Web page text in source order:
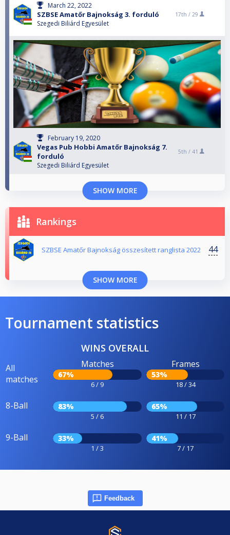
March 22, 2022
SZBSE Amatőr Bajnokság 3. forduló
Szegedi Biliárd Egyesület
17th / 29
February 19, 2020
Vegas Pub Hobbi Amatőr Bajnokság 7.
forduló
Szegedi Biliárd Egyesület
5th / 41
SHOW MORE
Rankings
SZBSE Amatőr Bajnokság összesített ranglista 2022 44
SHOW MORE
Tournament statistics
WINS OVERALL
All
matches
Matches
67%
6 / 9
Frames
53%
18 / 34
8-Ball 83%
5 / 6
65%
11 / 17
9-Ball 33%
1 / 3
41%
7 / 17
Feedback